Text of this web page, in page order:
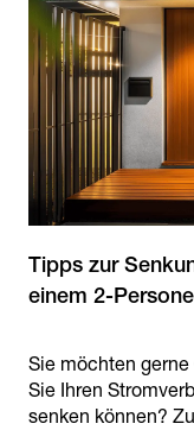
Tipps zur
einem 2-
Sie möchten
Sie Ihren
senken können?